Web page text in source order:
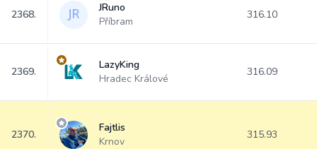
2368.
JRuno
Příbram
316.10
2369.
LazyKing
Hradec Králové
316.09
2370.
Fajtlis
Krnov
315.93